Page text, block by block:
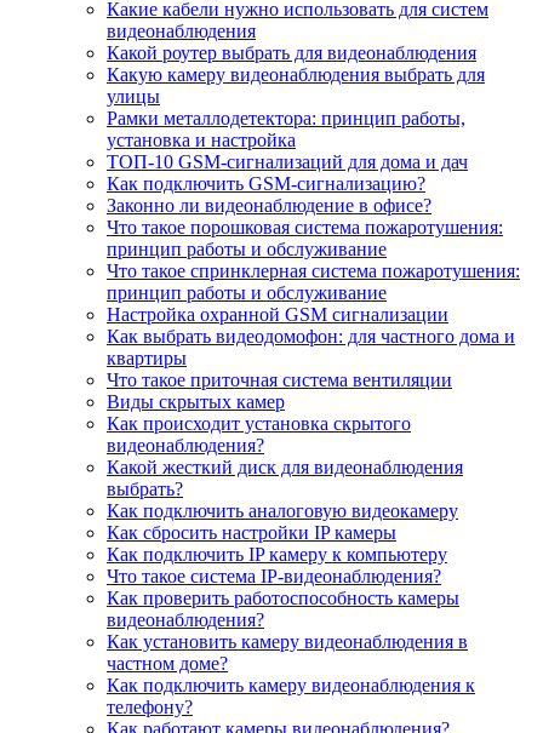
Какие кабели нужно использовать для систем
видеонаблюдения
Какой роутер выбрать для видеонаблюдения
Какую камеру видеонаблюдения выбрать для
улицы
Рамки металлодетектора: принцип работы,
установка и настройка
ТОП-10 GSM-сигнализаций для дома и дач
Как подключить GSM-сигнализацию?
Законно ли видеонаблюдение в офисе?
Что такое порошковая система пожаротушения:
принцип работы и обслуживание
Что такое спринклерная система пожаротушения:
принцип работы и обслуживание
Настройка охранной GSM сигнализации
Как выбрать видеодомофон: для частного дома и
квартиры
Что такое приточная система вентиляции
Виды скрытых камер
Как происходит установка скрытого
видеонаблюдения?
Какой жесткий диск для видеонаблюдения
выбрать?
Как подключить аналоговую видеокамеру
Как сбросить настройки IP камеры
Как подключить IP камеру к компьютеру
Что такое система IP-видеонаблюдения?
Как проверить работоспособность камеры
видеонаблюдения?
Как установить камеру видеонаблюдения в
частном доме?
Как подключить камеру видеонаблюдения к
телефону?
Как работают камеры видеонаблюдения?